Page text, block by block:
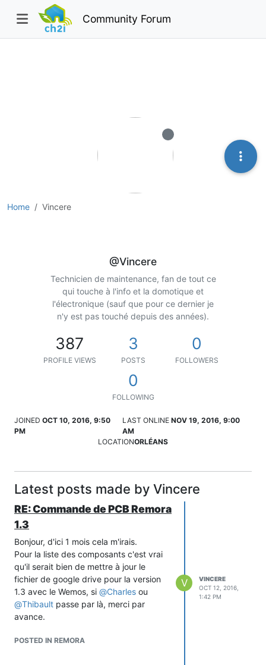
Community Forum
Home Vincere
Offline
@Vincere
Technicien de maintenance, fan de tout ce
qui touche à l'info et la domotique et
l'électronique (sauf que pour ce dernier je
n'y est pas touché depuis des années).
387
PROFILE VIEWS
3
POSTS
0
FOLLOWERS
0
FOLLOWING
JOINED OCT 10, 2016, 9:50
PM
LAST ONLINE NOV 19, 2016, 9:00
AM
LOCATIONORLÉANS
Latest posts made by Vincere
RE: Commande de PCB Remora
1.3
Bonjour, d'ici 1 mois cela m'irais.
Pour la liste des composants c'est vrai
qu'il serait bien de mettre à jour le
fichier de google drive pour la version
1.3 avec le Wemos, si @Charles ou
@Thibault passe par là, merci par
avance.
POSTED IN REMORA
V
VINCERE
OCT 12, 2016,
1:42 PM